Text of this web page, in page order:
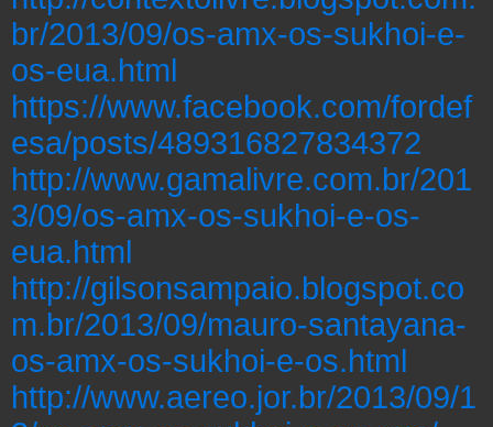
br/2013/09/os-amx-os-sukhoi-e-
os-eua.html
https://www.facebook.com/fordef
esa/posts/489316827834372
http://www.gamalivre.com.br/201
3/09/os-amx-os-sukhoi-e-os-
eua.html
http://gilsonsampaio.blogspot.co
m.br/2013/09/mauro-santayana-
os-amx-os-sukhoi-e-os.html
http://www.aereo.jor.br/2013/09/1